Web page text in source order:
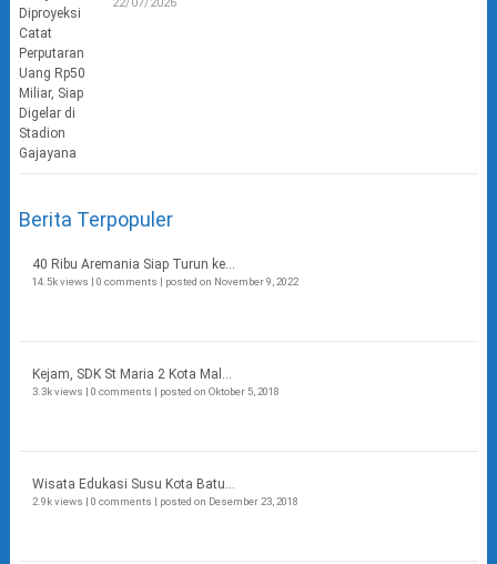
Berita Terpopuler
40 Ribu Aremania Siap Turun ke...
14.5k views | 0 comments | posted on November 9, 2022
Kejam, SDK St Maria 2 Kota Mal...
3.3k views | 0 comments | posted on Oktober 5, 2018
Wisata Edukasi Susu Kota Batu...
2.9k views | 0 comments | posted on Desember 23, 2018